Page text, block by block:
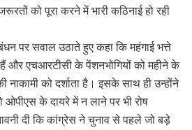
को पूरा करने में भारी कठिनाई हो रही
पर सवाल उठाते हुए कहा कि महंगाई भत्ते
और एचआरटीसी के पेंशनभोगियों को महीने के
को दर्शाता है। इसके साथ ही उन्होंने
ओपीएस के दायरे में न लाने पर भी रोष
दी कि कांग्रेस ने चुनाव से पहले जो बड़े